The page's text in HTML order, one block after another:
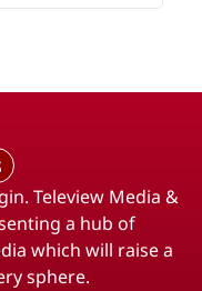
Teleview Media &
a hub of
which will raise a
sphere.